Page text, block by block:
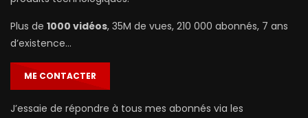
Plus de 1000 vidéos, 35M de vues, 210 000 abonnés, 7 ans
d’existence…
ME CONTACTER
J’essaie de répondre à tous mes abonnés via les